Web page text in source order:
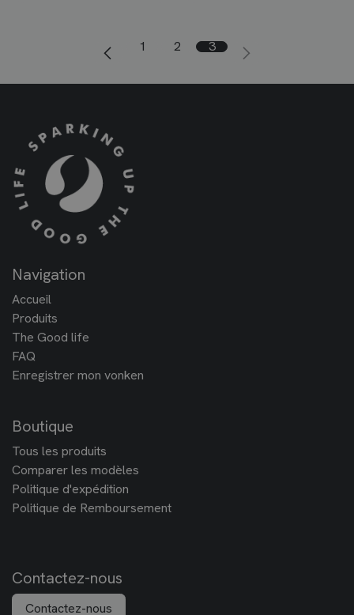
1 2 3
Navigation
Accueil
Produits
The Good life
FAQ
Enregistrer mon vonken
Boutique
Tous les produits
Comparer les modèles
Politique d'expédition
Politique de Remboursement
Contactez-nous
Contactez-nous